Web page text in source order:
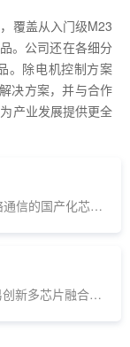
覆盖从入门级M23
。公司还在各细分
。除电机控制方案
决方案，并与合作
产业发展提供更全
兆易创新存储与多产品线协同，构建高速网络通信的国产化芯基座
边缘AI双模态，告别工业场景人工误判！兆易创新多芯片融合方案让磁瓦缺陷无处可藏